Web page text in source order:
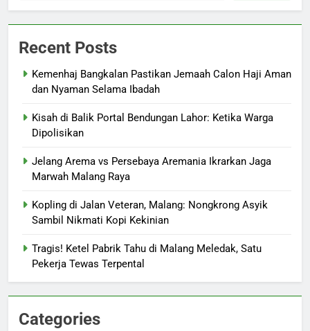
Recent Posts
Kemenhaj Bangkalan Pastikan Jemaah Calon Haji Aman
dan Nyaman Selama Ibadah
Kisah di Balik Portal Bendungan Lahor: Ketika Warga
Dipolisikan
Jelang Arema vs Persebaya Aremania Ikrarkan Jaga
Marwah Malang Raya
Kopling di Jalan Veteran, Malang: Nongkrong Asyik
Sambil Nikmati Kopi Kekinian
Tragis! Ketel Pabrik Tahu di Malang Meledak, Satu
Pekerja Tewas Terpental
Categories